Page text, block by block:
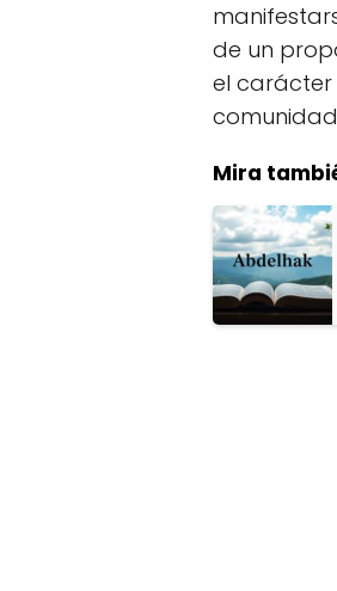
de un
el carácter
Mira